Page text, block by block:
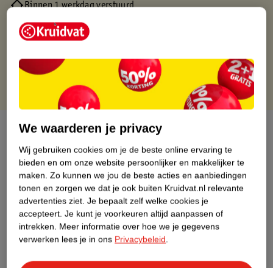
Binnen 1 werkdag verstuurd
Gratis thuisbezorgd
Gratis retourneren via verkooppartner.
Over dit product
Productinformatie
Etiketinformatie
Nature Impact Score
Impact Score.
We waarderen je privacy
Wij gebruiken cookies om je de beste online ervaring te
bieden en om onze website persoonlijker en makkelijker te
maken. Zo kunnen we jou de beste acties en aanbiedingen
tonen en zorgen we dat je ook buiten Kruidvat.nl relevante
advertenties ziet. Je bepaalt zelf welke cookies je
accepteert. Je kunt je voorkeuren altijd aanpassen of
intrekken. Meer informatie over hoe we je gegevens
verwerken lees je in ons Privacybeleid.